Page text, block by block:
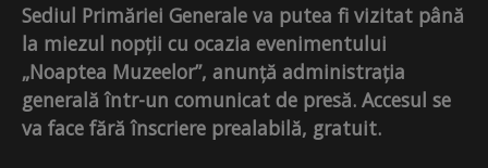
Sediul Primăriei Generale va putea fi vizitat până
la miezul nopții cu ocazia evenimentului
„Noaptea Muzeelor”, anunță administrația
generală într-un comunicat de presă. Accesul se
va face fără înscriere prealabilă, gratuit.